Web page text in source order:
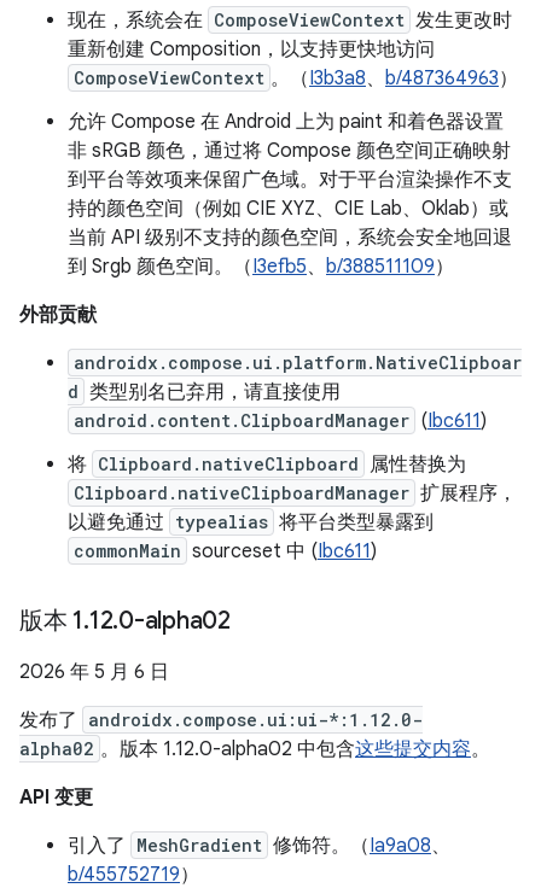
现在，系统会在 ComposeViewContext 发生更改时
重新创建 Composition，以支持更快地访问
ComposeViewContext 。（I3b3a8、 b/487364963）
允许 Compose 在 Android 上为 paint 和着色器设置
非 sRGB 颜色，通过将 Compose 颜色空间正确映射
到平台等效项来保留广色域。对于平台渲染操作不支
持的颜色空间（例如 CIE XYZ、CIE Lab、Oklab）或
当前 API 级别不支持的颜色空间，系统会安全地回退
到 Srgb 颜色空间。（I3efb5、 b/388511109）
外部贡献
androidx.compose.ui.platform.NativeClipboar
d 类型别名已弃用，请直接使用
android.content.ClipboardManager (Ibc611)
将 Clipboard.nativeClipboard 属性替换为
Clipboard.nativeClipboardManager 扩展程序，
以避免通过 typealias 将平台类型暴露到
commonMain sourceset 中 (Ibc611)
版本 1.12.0-alpha02
2026 年 5 月 6 日
发布了
androidx.compose.ui:ui-*:1.12.0-
alpha02 。版本 1.12.0-alpha02 中包含这些提交内容。
API 变更
引入了
MeshGradient 修饰符。（Ia9a08、
b/455752719）